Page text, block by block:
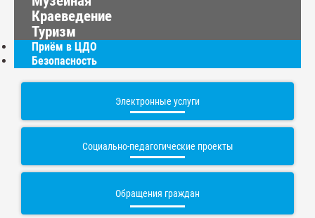
Краеведение
Туризм
Приём в ЦДО
Безопасность
Электронные услуги
Социально-педагогические проекты
Обращения граждан